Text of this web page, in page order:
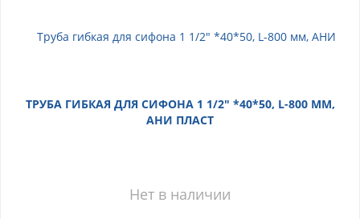
ТРУБА ГИБКАЯ ДЛЯ СИФОНА 1 1/2" *40*50, L-800 ММ,
АНИ ПЛАСТ
Нет в наличии